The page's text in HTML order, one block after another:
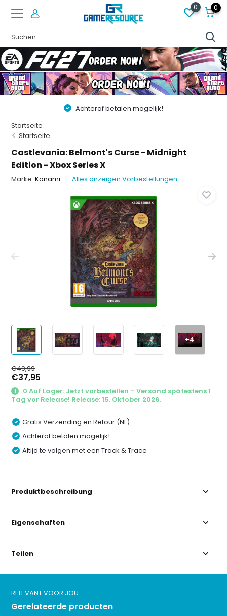
0 0
Achteraf betalen mogelijk!
Startseite
Startseite
Castlevania: Belmont's Curse - Midnight
Edition - Xbox Series X
Marke:Konami Alles anzeigen Vorbestellungen
+4
€49,99
€37,95
0 Auf Lager: Jetzt vorbestellen – Versand spätestens 1
Tag vor Release! Release: 15. Oktober 2026.
Gratis Verzending en Retour (NL)
Achteraf betalen mogelijk!
Altijd te volgen met een Track & Trace
Produktbeschreibung
Eigenschaften
Teilen
RELEVANT VOOR JOU
Gerelateerde producten